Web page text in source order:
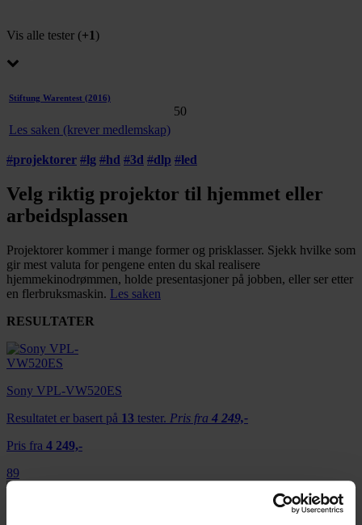
Vis alle tester (+1 )
Stiftung Warentest (2016)
Les saken (krever medlemskap)
50
#projektorer #lg #hd #3d #dlp #led
Velg riktig projektor til hjemmet eller
arbeidsplassen
Projektorer kommer i mange former og prisklasser. Sjekk hvilke som
gir mest valuta for pengene enten du skal realisere
hjemmekinodrømmen, holde presentasjoner på jobben, eller ser etter
en flerbruksmaskin. Les saken
RESULTATER
Sony VPL-VW520ES
Resultatet er basert på 13 tester. Pris fra 4 249,-
Pris fra 4 249,-
89